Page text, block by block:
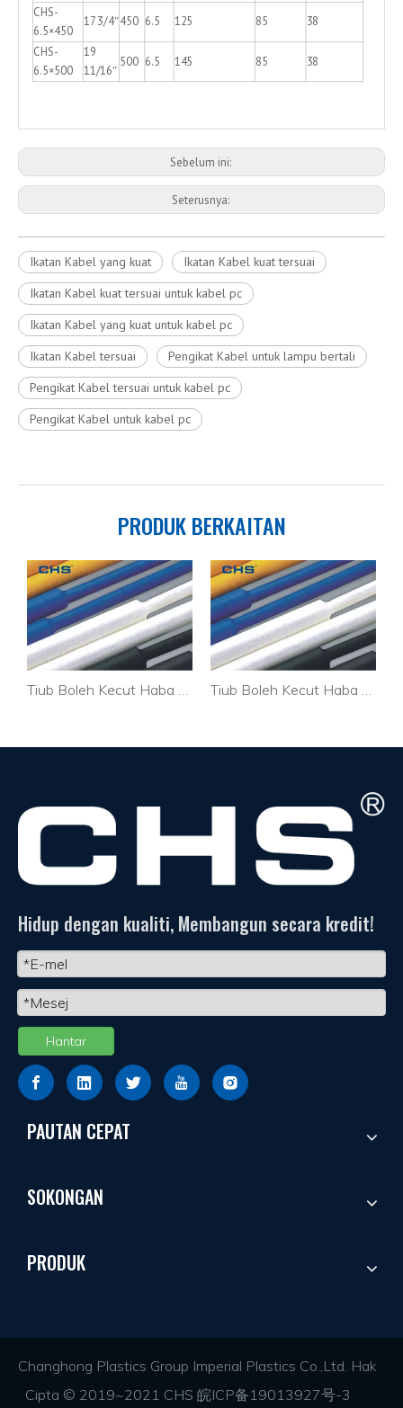
CHS-
6.5×450
17 3/4″450 6.5 125 85
38
CHS-
6.5×500
19
11/16″
500 6.5 145 85 38
Sebelum ini:
Seterusnya:
Ikatan Kabel yang kuat
Ikatan Kabel kuat tersuai
Ikatan Kabel kuat tersuai untuk kabel pc
Ikatan Kabel yang kuat untuk kabel pc
Ikatan Kabel tersuai
Pengikat Kabel untuk lampu bertali
Pengikat Kabel tersuai untuk kabel pc
Pengikat Kabel untuk kabel pc
PRODUK BERKAITAN
Tiub Boleh Kecut Haba Getah Berprestasi Tinggi untuk wayar Tiub Boleh Kecut Haba Pvc Jelas untuk Wayar
Hidup dengan kualiti, Membangun secara kredit!
Hantar
PAUTAN CEPAT
SOKONGAN
PRODUK
Changhong Plastics Group Imperial Plastics Co.,Ltd. Hak
Cipta © 2019~2021 CHS 皖ICP备19013927号-3